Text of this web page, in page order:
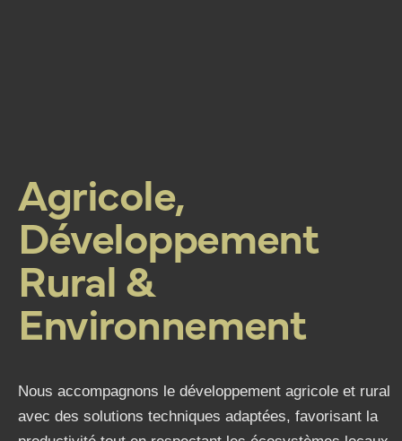
Agricole,
Développement
Rural &
Environnement
Nous accompagnons le développement agricole et rural
avec des solutions techniques adaptées, favorisant la